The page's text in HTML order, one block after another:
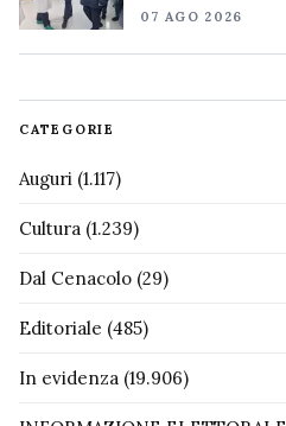
07 AGO 2026
CATEGORIE
Auguri (1.117)
Cultura (1.239)
Dal Cenacolo (29)
Editoriale (485)
In evidenza (19.906)